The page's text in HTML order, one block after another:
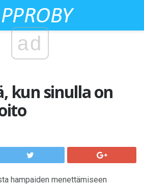
ad
kun sinulla on
hampaiden menettämiseen